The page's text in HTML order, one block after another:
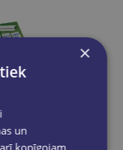
×
un
kopīgojam